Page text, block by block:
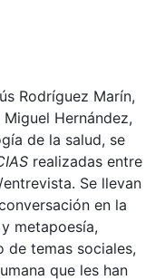
Rodríguez Marín,
Hernández,
de la salud, se
realizadas entre
Se llevan
en la
metapoesía,
de temas sociales,
que les han